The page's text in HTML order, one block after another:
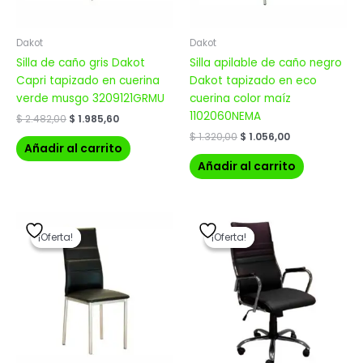
Dakot
Silla de caño gris Dakot
Capri tapizado en cuerina
verde musgo 3209121GRMU
$2.482,00 $ 1.985,60
Añadir al carrito
Dakot
Silla apilable de caño negro
Dakot tapizado en eco
cuerina color maíz
1102060NEMA
$1.320,00 $ 1.056,00
Añadir al carrito
¡Oferta!
¡Oferta!precio
original
era:
$ 2.482,00.
¡Oferta!
¡Oferta!precio
original
era:
$ 12.988,00.$ 10.390,40.